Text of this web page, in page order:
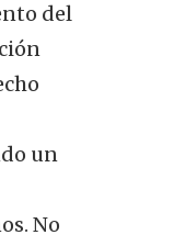
del
un
No